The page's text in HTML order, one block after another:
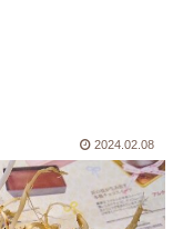
2024.02.08